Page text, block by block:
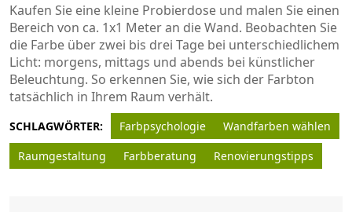
Kaufen Sie eine kleine Probierdose und malen Sie einen
Bereich von ca. 1x1 Meter an die Wand. Beobachten Sie
die Farbe über zwei bis drei Tage bei unterschiedlichem
Licht: morgens, mittags und abends bei künstlicher
Beleuchtung. So erkennen Sie, wie sich der Farbton
tatsächlich in Ihrem Raum verhält.
SCHLAGWÖRTER: Farbpsychologie
Wandfarben wählen
Raumgestaltung
Farbberatung Renovierungstipps